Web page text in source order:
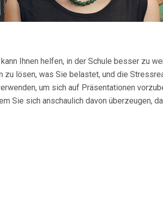
Ihnen helfen, in der Schule besser zu
zu lösen, was Sie belastet, und die
um sich auf Präsentationen
Sie sich anschaulich davon überzeugen,